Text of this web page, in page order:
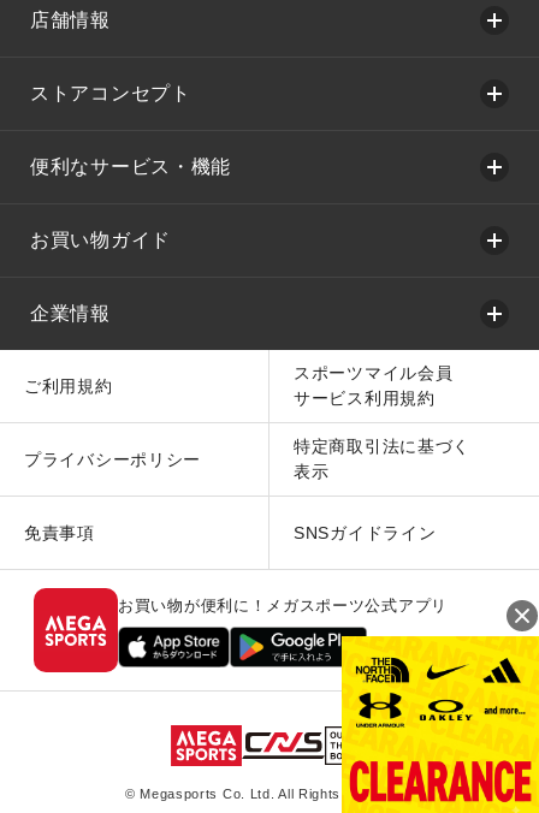
店舗情報
ストアコンセプト
便利なサービス・機能
お買い物ガイド
企業情報
ご利用規約
スポーツマイル会員
サービス利用規約
プライバシーポリシー
特定商取引法に基づく
表示
免責事項 SNSガイドライン
お買い物が便利に！メガスポーツ公式アプリ
© Megasports Co. Ltd. All Rights Reserved.